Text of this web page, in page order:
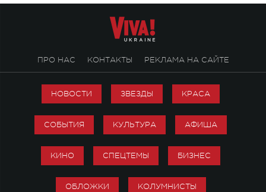
ПРО НАС КОНТАКТЫ РЕКЛАМА НА САЙТЕ
НОВОСТИ ЗВЕЗДЫ КРАСА
СОБЫТИЯ КУЛЬТУРА АФИША
КИНО СПЕЦТЕМЫ БИЗНЕС
ОБЛОЖКИ КОЛУМНИСТЫ